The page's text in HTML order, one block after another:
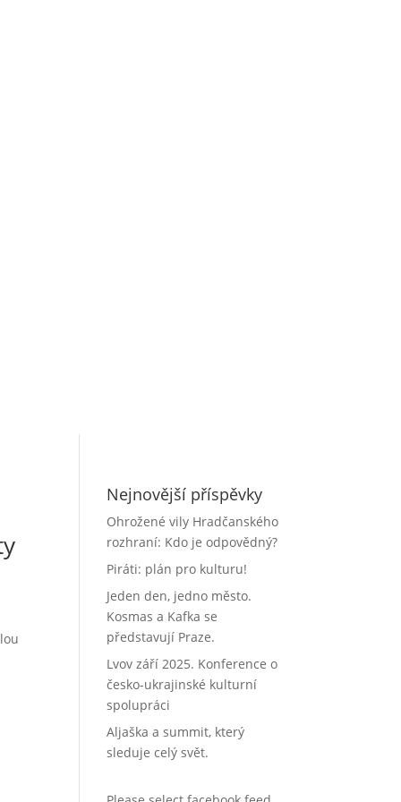
Nejnovější příspěvky
Ohrožené vily Hradčanského
rozhraní: Kdo je odpovědný?
Piráti: plán pro kulturu!
Jeden den, jedno město.
Kosmas a Kafka se
představují Praze.
Lvov září 2025. Konference o
česko-ukrajinské kulturní
spolupráci
Aljaška a summit, který
sleduje celý svět.